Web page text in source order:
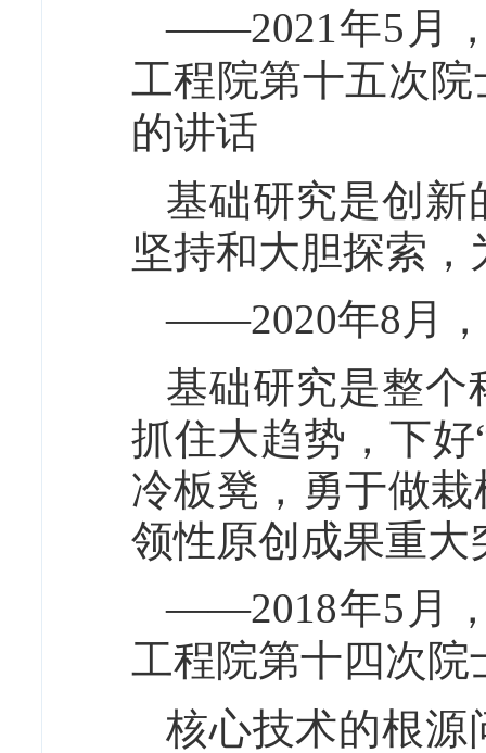
——2021年5月
工程院第十五次
的讲话
基础研究是创新
坚持和大胆探索
——2020年8月，
基础研究是整个
抓住大趋势，下
冷板凳，勇于做
领性原创成果重
——2018年5月
工程院第十四次院
核心技术的根源